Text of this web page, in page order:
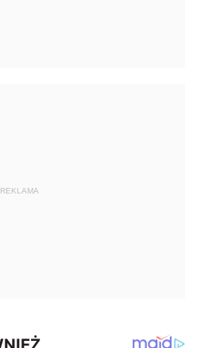
REKLAMA